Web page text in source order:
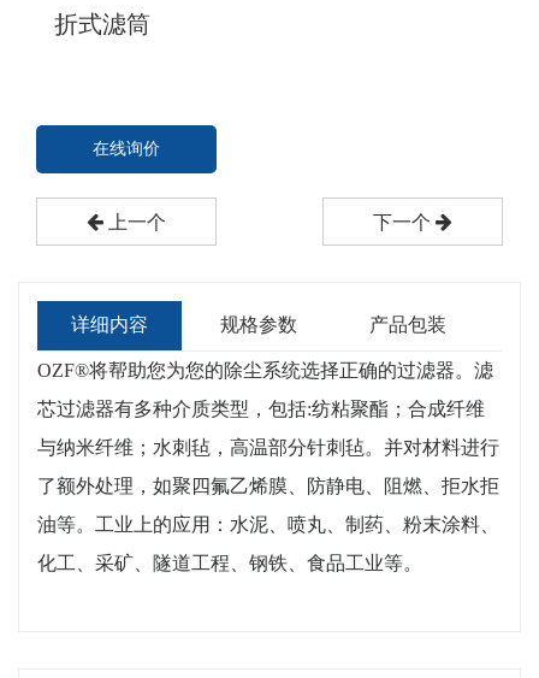
折式滤筒
在线询价
上一个 下一个
详细内容 规格参数 产品包装
OZF®将帮助您为您的除尘系统选择正确的过滤器。滤
芯过滤器有多种介质类型，包括:纺粘聚酯；合成纤维
与纳米纤维；水刺毡，高温部分针刺毡。并对材料进行
了额外处理，如聚四氟乙烯膜、防静电、阻燃、拒水拒
油等。工业上的应用：水泥、喷丸、制药、粉末涂料、
化工、采矿、隧道工程、钢铁、食品工业等。